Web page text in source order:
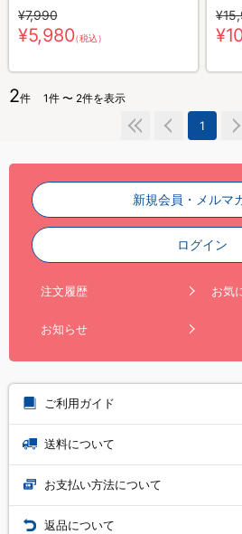
キャミソール／1枚4役
¥7,990
¥5,980（税込）
どり
ール
2件 1件 〜 2件を表示
1
新規会員・メルマ
ログイン
注文履歴 お気
お知らせ
ご利用ガイド
送料について
お支払い方法について
返品について